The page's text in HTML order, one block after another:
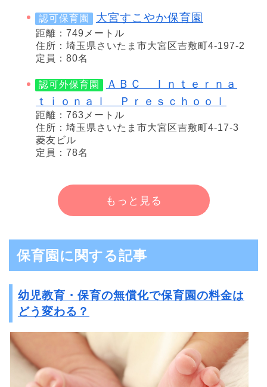
認可保育園 大宮すこやか保育園
距離：749メートル
住所：埼玉県さいたま市大宮区吉敷町4-197-2
定員：80名
認可外保育園
ＡＢＣ Ｉｎｔｅｒｎａ
ｔｉｏｎａｌ Ｐｒｅｓｃｈｏｏｌ
距離：763メートル
住所：埼玉県さいたま市大宮区吉敷町4-17-3
菱友ビル
定員：78名
もっと見る
保育園に関する記事
幼児教育・保育の無償化で保育園の料金は
どう変わる？